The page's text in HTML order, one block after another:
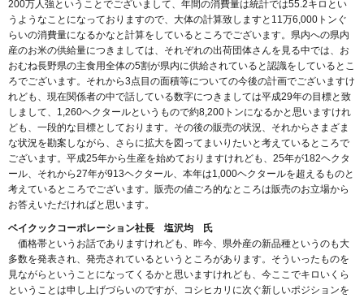
200万人強ということでございまして、年間の消費量は統計では55.2キロとい
うようなことになっておりますので、大体の計算致しますと11万6,000トンぐ
らいの消費量になるかなと計算をしているところでございます。県内への県内
産のお米の供給量につきましては、それぞれの出荷団体さんを見る中では、お
おむね長野県の主食用全体の5割が県内に供給されていると認識をしているとこ
ろでございます。それから3点目の面積等についての今後の計画でございますけ
れども、現在関係者の中で話している数字につきましては平成29年の目標と致
しまして、1,260ヘクタールというもので約8,200トンになるかと思いますけれ
ども、一段的な目標としております。その後の販売の状況、それからさまざま
な状況を勘案しながら、さらに拡大を図ってまいりたいと考えているところで
ございます。平成25年から生産を始めておりますけれども、25年が182ヘクタ
ール、それから27年が913ヘクタール、本年は1,000ヘクタールを超えるものと
考えているところでございます。販売の値ごろ的なところは販売のお立場から
お答えいただければと思います。
ベイクックコーポレーション社長 塩沢均 氏
価格帯というお話でありますけれども、昨今、県外産の新品種というのも大
多数を発表され、発売されているというところがあります。そういったものを
見ながらということになってくるかと思いますけれども、今ここでキロいくら
ということは申し上げづらいのですが、コシヒカリに次ぐ新しいポジションを